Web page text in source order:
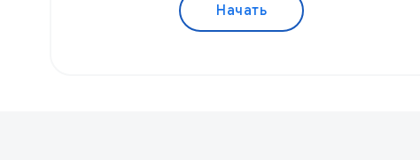
Начать